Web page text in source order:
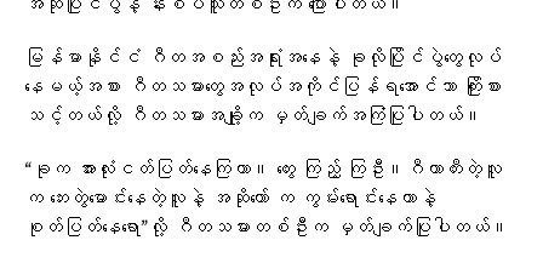
မြန်မာနိုင်ငံ ဂီတအစည်းအရုံးအနေနဲ့ ခုလိုပြိုင်ပွဲတွေလုပ်
နေမယ့်အစား ဂီတသမားတွေအလုပ်အကိုင်ပြန်ရအောင်သာ ကြိုးစား
သင့်တယ်လို့ ဂီတသမားအချို့က မှတ်ချက်အကြံပြုပါတယ်။
“ခုက အားလုံးငတ်ပြတ်နေကြတာ။ တွေး ကြည့် ကြဦး။ဂီတာတီးတဲ့လူ
က ဘေးတွဲမောင်းနေတဲ့လူနဲ့ အဆိုတော် က ကွမ်းရောင်းနေတာနဲ့
စုတ်ပြတ်နေရော”လို့ ဂီတသမားတစ်ဦးက မှတ်ချက်ပြုပါတယ်။